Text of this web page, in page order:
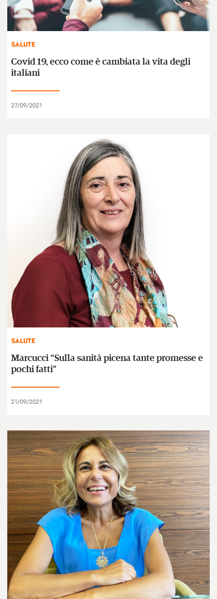
SALUTE
Covid 19, ecco come è cambiata la vita degli
italiani
27/09/2021
SALUTE
Marcucci “Sulla sanità picena tante promesse e
pochi fatti”
21/09/2021